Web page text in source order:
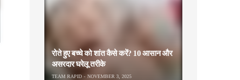
रोते हुए बच्चे को शांत कैसे करें? 10 आसान और
असरदार घरेलू तरीके
TEAM RAPID NOVEMBER 3, 2025